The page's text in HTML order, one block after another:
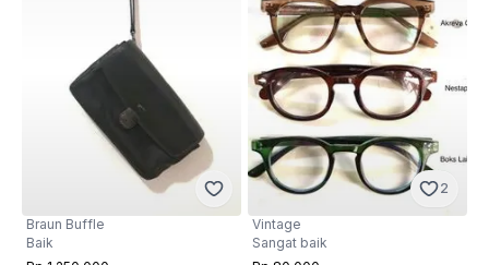
Braun Buffle
Baik
2
Vintage
Sangat baik